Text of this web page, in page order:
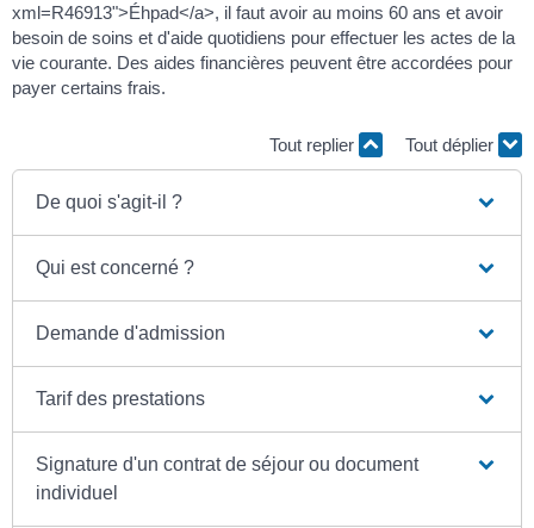
xml=R46913">Éhpad</a>, il faut avoir au moins 60 ans et avoir
besoin de soins et d'aide quotidiens pour effectuer les actes de la
vie courante. Des aides financières peuvent être accordées pour
payer certains frais.
Tout replier Tout déplier
De quoi s'agit-il ?
Qui est concerné ?
Demande d'admission
Tarif des prestations
Signature d'un contrat de séjour ou document
individuel